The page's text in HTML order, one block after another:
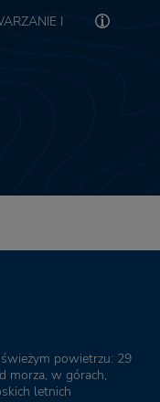
I
powietrzu: 29
morza, w górach,
letnich